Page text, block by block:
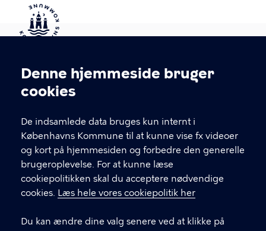
Cookieindstillinger
Denne hjemmeside bruger
cookies
De indsamlede data bruges kun internt i
Københavns Kommune til at kunne vise fx videoer
og kort på hjemmesiden og forbedre den generelle
brugeroplevelse. For at kunne læse
cookiepolitikken skal du acceptere nødvendige
cookies. Læs hele vores cookiepolitik her
Du kan ændre dine valg senere ved at klikke på
Kontakt Københavns Kommune
T
fFind andre kontakter her
CVR-nummer64942212
GENVEJE
Digital Post